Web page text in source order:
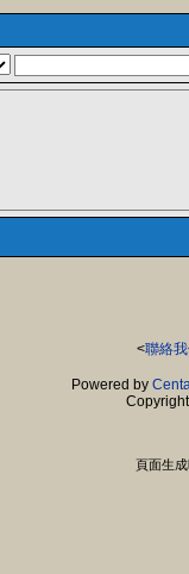
<聯絡
Powered by
頁面生